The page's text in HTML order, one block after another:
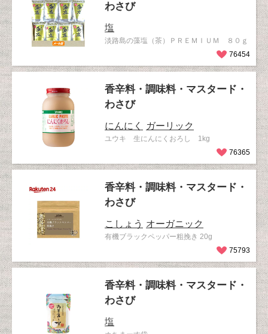
わさび
塩
淡路島の藻塩（茶）ＰＲＥＭＩＵＭ ８０ｇ
76454
香辛料・調味料・マスタード・
わさび
にんにく ガーリック
ユウキ 生にんにくおろし 1kg
76365
香辛料・調味料・マスタード・
わさび
こしょう オーガニック
有機ブラックペッパー粗挽き 20g
75793
香辛料・調味料・マスタード・
わさび
塩